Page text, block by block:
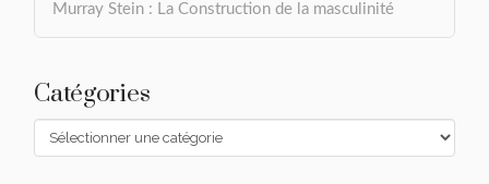
Murray Stein : La Construction de la masculinité
Catégories
Catégories